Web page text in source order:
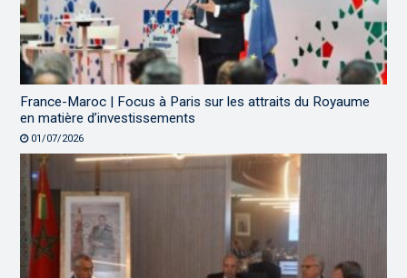
France-Maroc | Focus à Paris sur les attraits du Royaume
en matière d’investissements
01/07/2026